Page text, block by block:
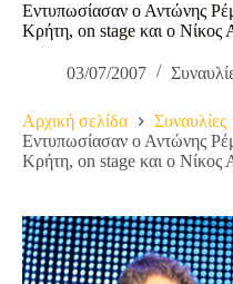
Εντυπωσίασαν ο Αντώνης
Κρήτη, on stage και ο Νίκος
03/07/2007
Αρχική σελίδα
Συναυλίες
Εντυπωσίασαν ο Αντώνης
Κρήτη, on stage και ο Νίκος